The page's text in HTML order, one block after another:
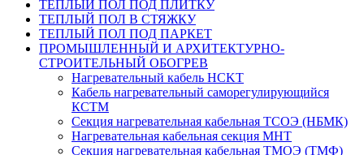
ТЕПЛЫЙ ПОЛ ПОД ПЛИТКУ
ТЕПЛЫЙ ПОЛ В СТЯЖКУ
ТЕПЛЫЙ ПОЛ ПОД ПАРКЕТ
ПРОМЫШЛЕННЫЙ И АРХИТЕКТУРНО-
СТРОИТЕЛЬНЫЙ ОБОГРЕВ
Нагревательный кабель НCKТ
Кабель нагревательный саморегулирующийся
КСТМ
Секция нагревательная кабельная ТСОЭ (НБМК)
Нагревательная кабельная секция МНТ
Секция нагревательная кабельная ТМОЭ (ТМФ)